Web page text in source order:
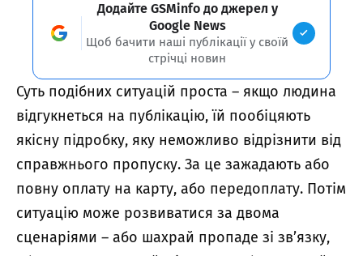
Додайте GSMinfo до джерел у
Google News
Щоб бачити наші публікації у своїй
стрічці новин
Суть подібних ситуацій проста – якщо людина
відгукнеться на публікацію, їй пообіцяють
якісну підробку, яку неможливо відрізнити від
справжнього пропуску. За це зажадають або
повну оплату на карту, або передоплату. Потім
ситуацію може розвиватися за двома
сценаріями – або шахрай пропаде зі зв’язку,